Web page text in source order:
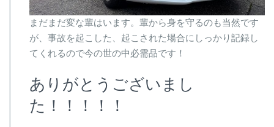
まだまだ変な輩はいます。輩から身を守るのも当然です
が、事故を起こした、起こされた場合にしっかり記録し
てくれるので今の世の中必需品です！
ありがとうございまし
た！！！！！